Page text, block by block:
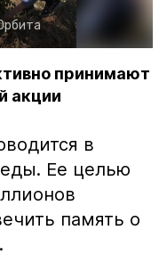
принимают
акции
в
Ее целью
память о